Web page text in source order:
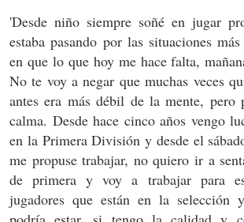
'Desde niño siempre soñé en jugar
estaba pasando por las situaciones
en que lo que hoy me hace falta,
No te voy a negar que muchas veces
antes era más débil de la mente, pero
calma. Desde hace cinco años vengo
en la Primera División y desde el
me propuse trabajar, no quiero ir a
de primera y voy a trabajar para
jugadores que están en la